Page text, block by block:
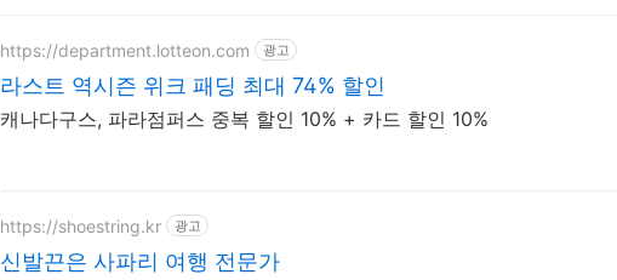
https://department.lotteon.com 광고
라스트 역시즌 위크 패딩 최대 74% 할인
캐나다구스, 파라점퍼스 중복 할인 10% + 카드 할인 10%
https://shoestring.kr 광고
신발끈은 사파리 여행 전문가